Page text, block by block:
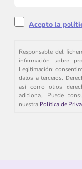
Acepto la
Responsable del
información sobre
Legitimación:
datos a terceros.
así como otros
adicional. Puede
nuestra Política de